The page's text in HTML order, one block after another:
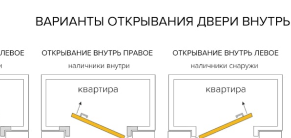
данных
.